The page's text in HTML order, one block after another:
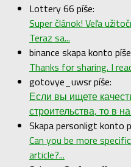
Lottery 66 píše:
Super článok! Veľa
Teraz sa...
binance skapa konto
Thanks for sharing. I
gotovye_uwsr píše:
Если вы ищете
строительства, то в
Skapa personligt konto
Can you be more
article?...